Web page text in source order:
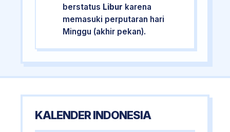
berstatus Libur karena
memasuki perputaran hari
Minggu (akhir pekan).
KALENDER INDONESIA